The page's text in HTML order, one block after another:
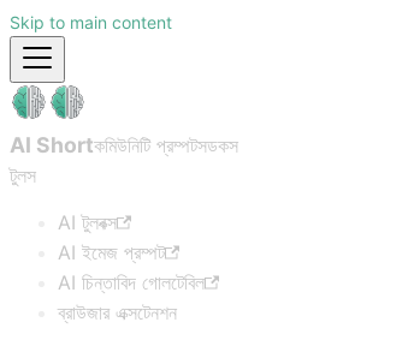
Skip to main content
AI Shortকমিউনিটি প্রম্পটসডকস
টুলস
AI টুলবক্স
AI ইমেজ প্রম্পট
AI চিন্তাবিদ গোলটেবিল
ব্রাউজার এক্সটেনশন